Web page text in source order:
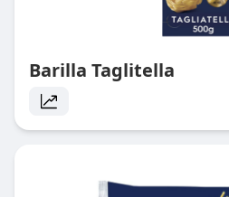
Barilla Taglitella